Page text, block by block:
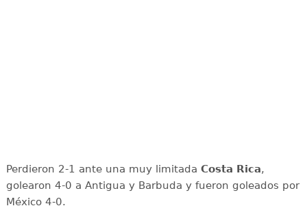
Perdieron 2-1 ante una muy limitada Costa Rica,
golearon 4-0 a Antigua y Barbuda y fueron goleados por
México 4-0.